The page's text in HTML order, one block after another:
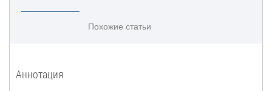
Похожие статьи
Аннотация